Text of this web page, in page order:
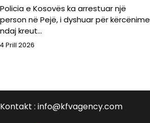
Policia e Kosovës ka arrestuar një
person në Pejë, i dyshuar për kërcënime
ndaj kreut…
4 Prill 2026
Kontakt : info@kfvagency.com